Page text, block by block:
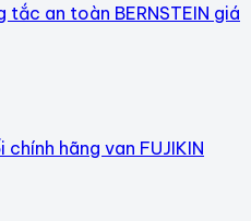
tắc an toàn BERNSTEIN giá
chính hãng van FUJIKIN